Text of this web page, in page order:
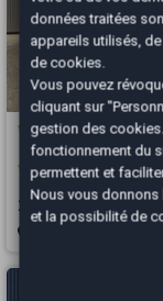
Volkswagen Golf
VII SW 1.2 TSI 110
2015 155000 km
données traitées
appareils utilisés,
de cookies.
Vous pouvez
cliquant sur
gestion des cookies
fonctionnement du
permettent et
Nous vous donnons
et la possibilité de